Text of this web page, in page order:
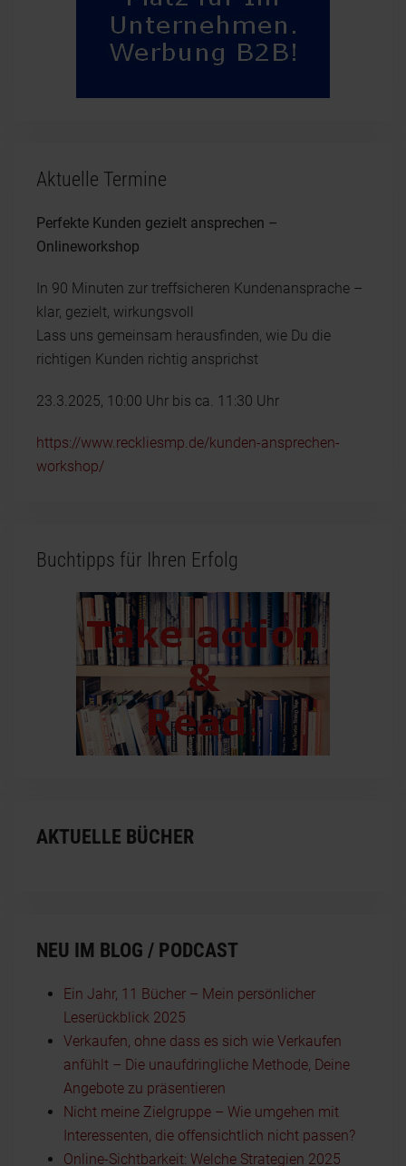
Aktuelle Termine
Perfekte Kunden gezielt ansprechen –
Onlineworkshop
In 90 Minuten zur treffsicheren Kundenansprache –
klar, gezielt, wirkungsvoll
Lass uns gemeinsam herausfinden, wie Du die
richtigen Kunden richtig ansprichst
23.3.2025, 10:00 Uhr bis ca. 11:30 Uhr
https://www.reckliesmp.de/kunden-ansprechen-
workshop/
Buchtipps für Ihren Erfolg
AKTUELLE BÜCHER
NEU IM BLOG / PODCAST
Ein Jahr, 11 Bücher – Mein persönlicher
Leserückblick 2025
Verkaufen, ohne dass es sich wie Verkaufen
anfühlt – Die unaufdringliche Methode, Deine
Angebote zu präsentieren
Nicht meine Zielgruppe – Wie umgehen mit
Interessenten, die offensichtlich nicht passen?
Online-Sichtbarkeit: Welche Strategien 2025